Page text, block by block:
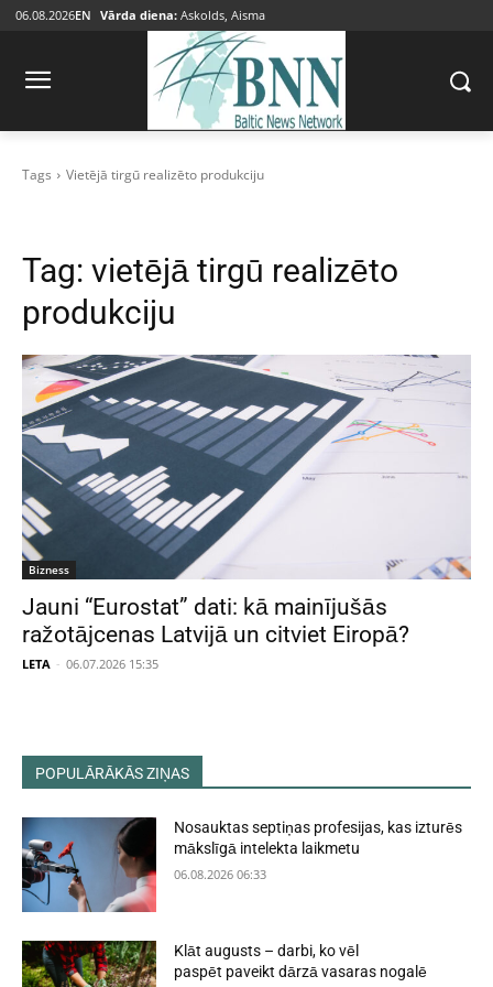
06.08.2026EN Vārda diena: Askolds, Aisma
Tags Vietējā tirgū realizēto produkciju
Tag: vietējā tirgū realizēto
produkciju
Bizness
Jauni “Eurostat” dati: kā mainījušās
ražotājcenas Latvijā un citviet Eiropā?
LETA - 06.07.2026 15:35
POPULĀRĀKĀS ZIŅAS
Nosauktas septiņas profesijas, kas izturēs
mākslīgā intelekta laikmetu
06.08.2026 06:33
Klāt augusts – darbi, ko vēl
paspēt paveikt dārzā vasaras nogalē